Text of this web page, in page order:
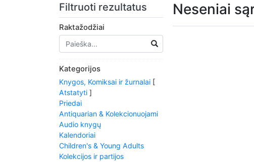
Filtruoti rezultatus
Raktažodžiai
Kategorijos
Knygos, Komiksai ir žurnalai [
Atstatyti ]
Priedai
Antiquarian & Kolekcionuojami
Audio knygų
Kalendoriai
Children's & Young Adults
Kolekcijos ir partijos
Neseniai